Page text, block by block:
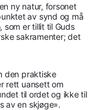
ny natur, forsonet
av synd og må
er tillit til Guds
sakramenter; det
den praktiske
rett uansett om
til ordet og ikke til
av en skjøge».